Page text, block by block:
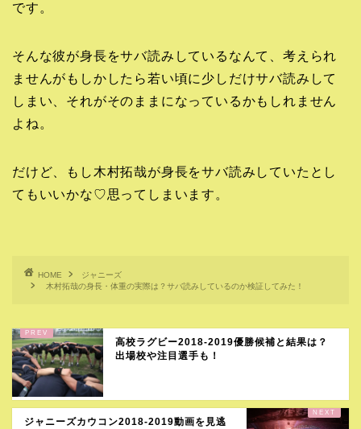
です。
そんな彼が身長をサバ読みしているなんて、考えられ
ませんがもしかしたら若い頃に少しだけサバ読みして
しまい、それがそのままになっているかもしれません
よね。
だけど、もし木村拓哉が身長をサバ読みしていたとし
てもいいかな♡思ってしまいます。
HOME
ジャニーズ
木村拓哉の身長・体重の実際は？サバ読みしているのか検証してみた！
高校ラグビー2018-2019優勝候補と結果は？
出場校や注目選手も！
ジャニーズカウコン2018-2019動画を見逃